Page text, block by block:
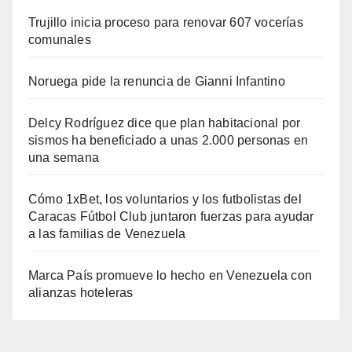
Trujillo inicia proceso para renovar 607 vocerías
comunales
Noruega pide la renuncia de Gianni Infantino
Delcy Rodríguez dice que plan habitacional por
sismos ha beneficiado a unas 2.000 personas en
una semana
Cómo 1xBet, los voluntarios y los futbolistas del
Caracas Fútbol Club juntaron fuerzas para ayudar
a las familias de Venezuela
Marca País promueve lo hecho en Venezuela con
alianzas hoteleras